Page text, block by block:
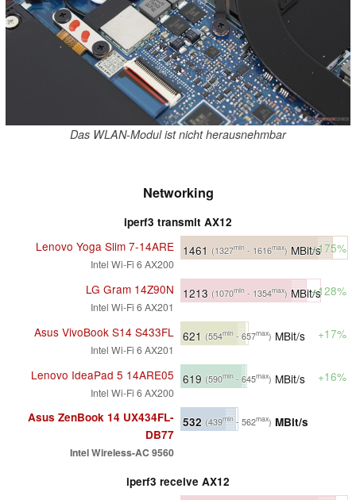
Das WLAN-Modul ist nicht herausnehmbar
Networking
iperf3 transmit AX12
Lenovo Yoga Slim 7-14ARE
Intel Wi-Fi 6 AX200
1461 (1327min - 1616max) MBit/s+175%
LG Gram 14Z90N
Intel Wi-Fi 6 AX201
1213 (1070min - 1354max) MBit/s+128%
Asus VivoBook S14 S433FL
Intel Wi-Fi 6 AX201
621 (554min - 657max) MBit/s +17%
Lenovo IdeaPad 5 14ARE05
Intel Wi-Fi 6 AX200
619 (590min - 645max) MBit/s +16%
Asus ZenBook 14 UX434FL-
DB77
Intel Wireless-AC 9560
532 (439min- 562max) MBit/s
iperf3 receive AX12